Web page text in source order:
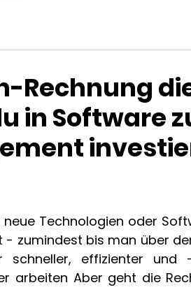
Rechnung
in Software
Technologien oder
zumindest bis man über
schneller, effizienter
arbeiten Aber geht die